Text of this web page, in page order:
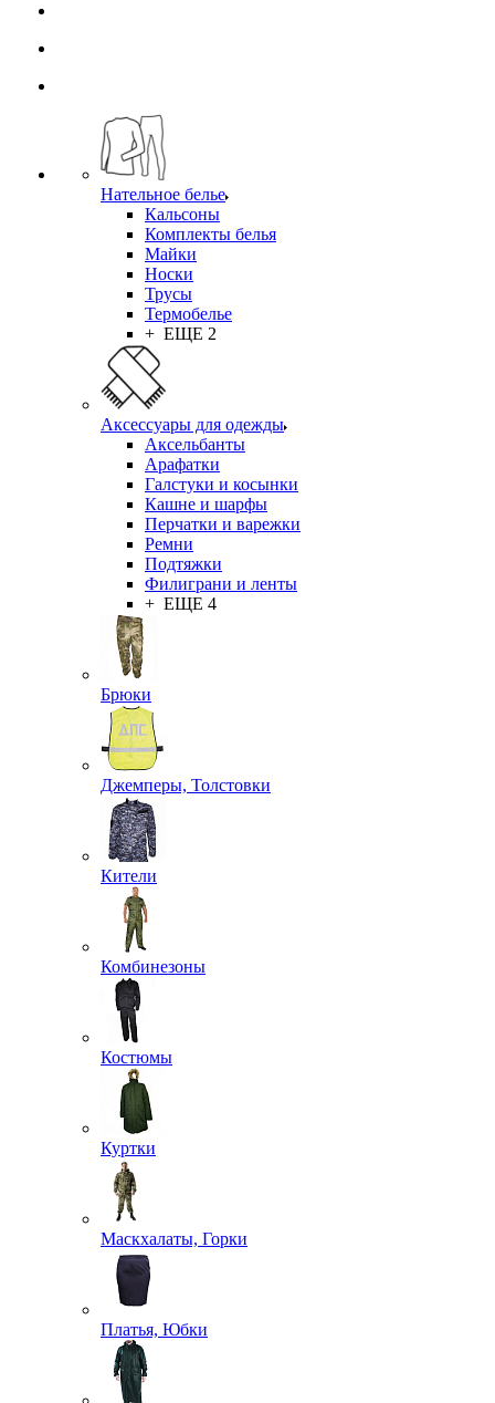
Нательное белье
Кальсоны
Комплекты белья
Майки
Носки
Трусы
Термобелье
+ ЕЩЕ 2
Аксессуары для одежды
Аксельбанты
Арафатки
Галстуки и косынки
Кашне и шарфы
Перчатки и варежки
Ремни
Подтяжки
Филиграни и ленты
+ ЕЩЕ 4
Брюки
Джемперы, Толстовки
Кители
Комбинезоны
Костюмы
Куртки
Маскхалаты, Горки
Платья, Юбки